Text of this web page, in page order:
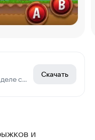
Супер Марио снова в деле с усами!
Скачать
и